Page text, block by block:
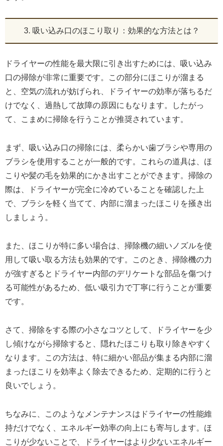
3. 吸い込み口のほこり取り：効果的な方法とは？
ドライヤーの性能を最大限に引き出すためには、吸い込み
口の掃除が非常に重要です。この部分にほこりが溜まる
と、空気の流れが妨げられ、ドライヤーの効率が落ちるだ
けでなく、過熱して故障の原因にもなります。したがっ
て、こまめに掃除を行うことが推奨されています。
まず、吸い込み口の掃除には、柔らかい歯ブラシや専用の
ブラシを使用することが一般的です。これらの道具は、ほ
こりや髪の毛を効果的にかき出すことができます。掃除の
際は、ドライヤーが完全に冷めていることを確認した上
で、ブラシを軽く当てて、内部に溜まったほこりを掻き出
しましょう。
また、ほこりが特に多い場合は、掃除機の細いノズルを使
用して吸い取る方法も効果的です。このとき、掃除機の力
が強すぎるとドライヤー内部のデリケートな部品を傷つけ
る可能性があるため、低い吸引力で丁寧に行うことが重要
です。
さて、掃除をする際の小さなコツとして、ドライヤーを少
し傾けながら掃除すると、隠れたほこりも取り除きやすく
なります。この方法は、特に細かい部品が集まる内部に溜
まったほこりを効率よく除去できるため、定期的に行うと
良いでしょう。
ちなみに、このようなメンテナンスはドライヤーの性能維
持だけでなく、エネルギー効率の向上にも寄与します。ほ
こりが少ないことで、ドライヤーはより少ないエネルギー